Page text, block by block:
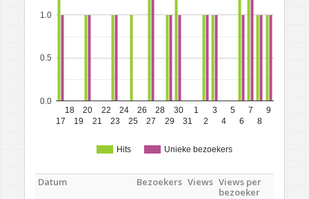
Hits Unieke bezoekers
17
18
19
20
21
22
23
24
25
26
27
28
29
30
31
1
2
3
4
5
6
7
8
9
0.0
0.5
1.0
Datum Bezoekers Views Views per
bezoeker